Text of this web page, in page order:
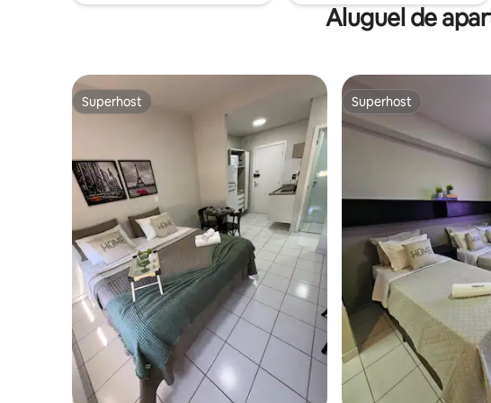
Aluguel de
Superhost
Superhost Superhost
Superhost